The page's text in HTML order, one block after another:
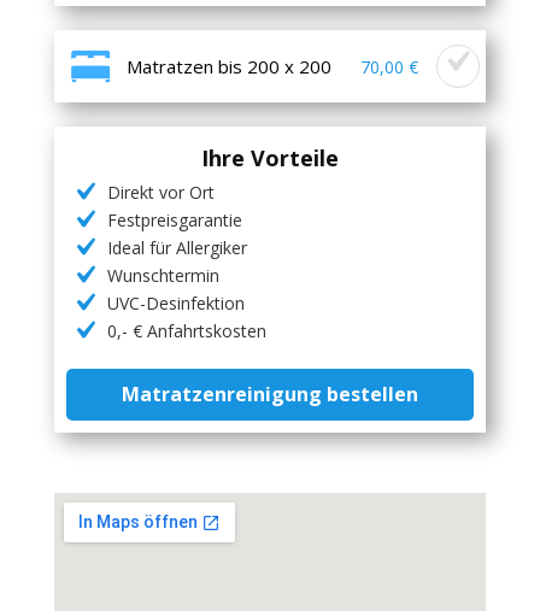
Matratzen bis 200 x 200 70,00 €
Ihre Vorteile
Direkt vor Ort
Festpreisgarantie
Ideal für Allergiker
Wunschtermin
UVC-Desinfektion
0,- € Anfahrtskosten
Matratzenreinigung bestellen